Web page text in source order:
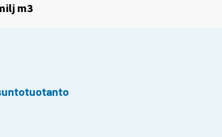
m3